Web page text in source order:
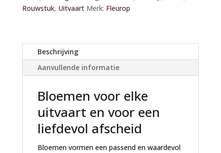
n
i
v
Rouwstuk, Uitvaart Merk: Fleurop
Beschrijving
Aanvullende informatie
Bloemen voor elke
uitvaart en voor een
liefdevol afscheid
Bloemen vormen een passend en waardevol